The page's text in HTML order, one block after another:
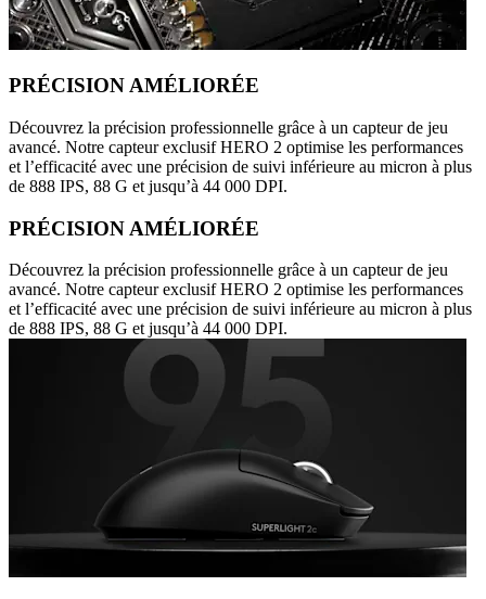
PRÉCISION AMÉLIORÉE
Découvrez la précision professionnelle grâce à un capteur de jeu
avancé. Notre capteur exclusif HERO 2 optimise les performances
et l’efficacité avec une précision de suivi inférieure au micron à plus
de 888 IPS, 88 G et jusqu’à 44 000 DPI.
PRÉCISION AMÉLIORÉE
Découvrez la précision professionnelle grâce à un capteur de jeu
avancé. Notre capteur exclusif HERO 2 optimise les performances
et l’efficacité avec une précision de suivi inférieure au micron à plus
de 888 IPS, 88 G et jusqu’à 44 000 DPI.